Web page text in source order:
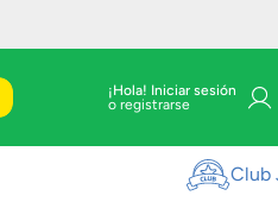
¡Hola! Iniciar sesión
Club